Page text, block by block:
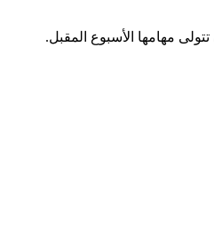
مهامها الأسبوع المقبل.